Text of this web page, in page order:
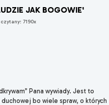
JAK BOGOWIE'
czytany: 7190x
Pana wywiady. Jest to
bo wiele spraw, o których